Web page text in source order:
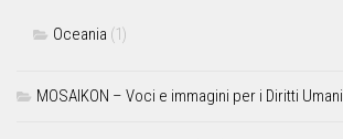
Oceania (1)
MOSAIKON – Voci e immagini per i Diritti Umani